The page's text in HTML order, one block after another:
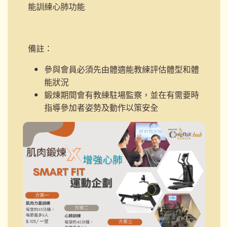
能訓練心肺功能
備註：
參與會員必須先由體適能教練評估體型和體
能狀況
鍛煉期間會有教練駐場監察，並在有需要時
指導參加者姿勢及動作以策安全